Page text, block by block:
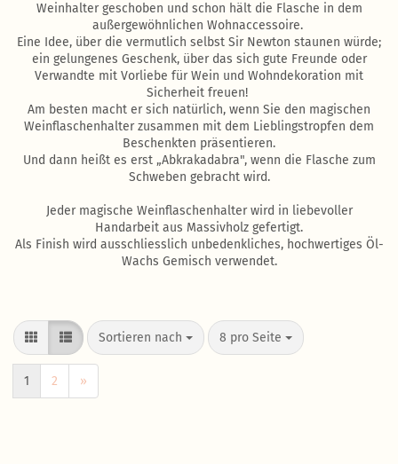
Weinhalter geschoben und schon hält die Flasche in dem
außergewöhnlichen Wohnaccessoire.
Eine Idee, über die vermutlich selbst Sir Newton staunen würde;
ein gelungenes Geschenk, über das sich gute Freunde oder
Verwandte mit Vorliebe für Wein und Wohndekoration mit
Sicherheit freuen!
Am besten macht er sich natürlich, wenn Sie den magischen
Weinflaschenhalter zusammen mit dem Lieblingstropfen dem
Beschenkten präsentieren.
Und dann heißt es erst „Abkrakadabra", wenn die Flasche zum
Schweben gebracht wird.
Jeder magische Weinflaschenhalter wird in liebevoller
Handarbeit aus Massivholz gefertigt.
Als Finish wird ausschliesslich unbedenkliches, hochwertiges Öl-
Wachs Gemisch verwendet.
Sortieren nach 8 pro Seite
1 2 »